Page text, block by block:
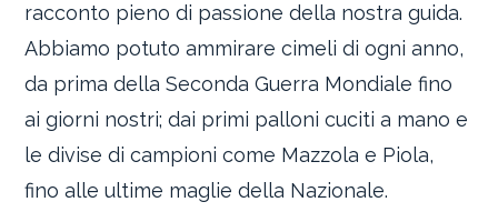
racconto pieno di passione della nostra guida.
Abbiamo potuto ammirare cimeli di ogni anno,
da prima della Seconda Guerra Mondiale fino
ai giorni nostri; dai primi palloni cuciti a mano e
le divise di campioni come Mazzola e Piola,
fino alle ultime maglie della Nazionale.